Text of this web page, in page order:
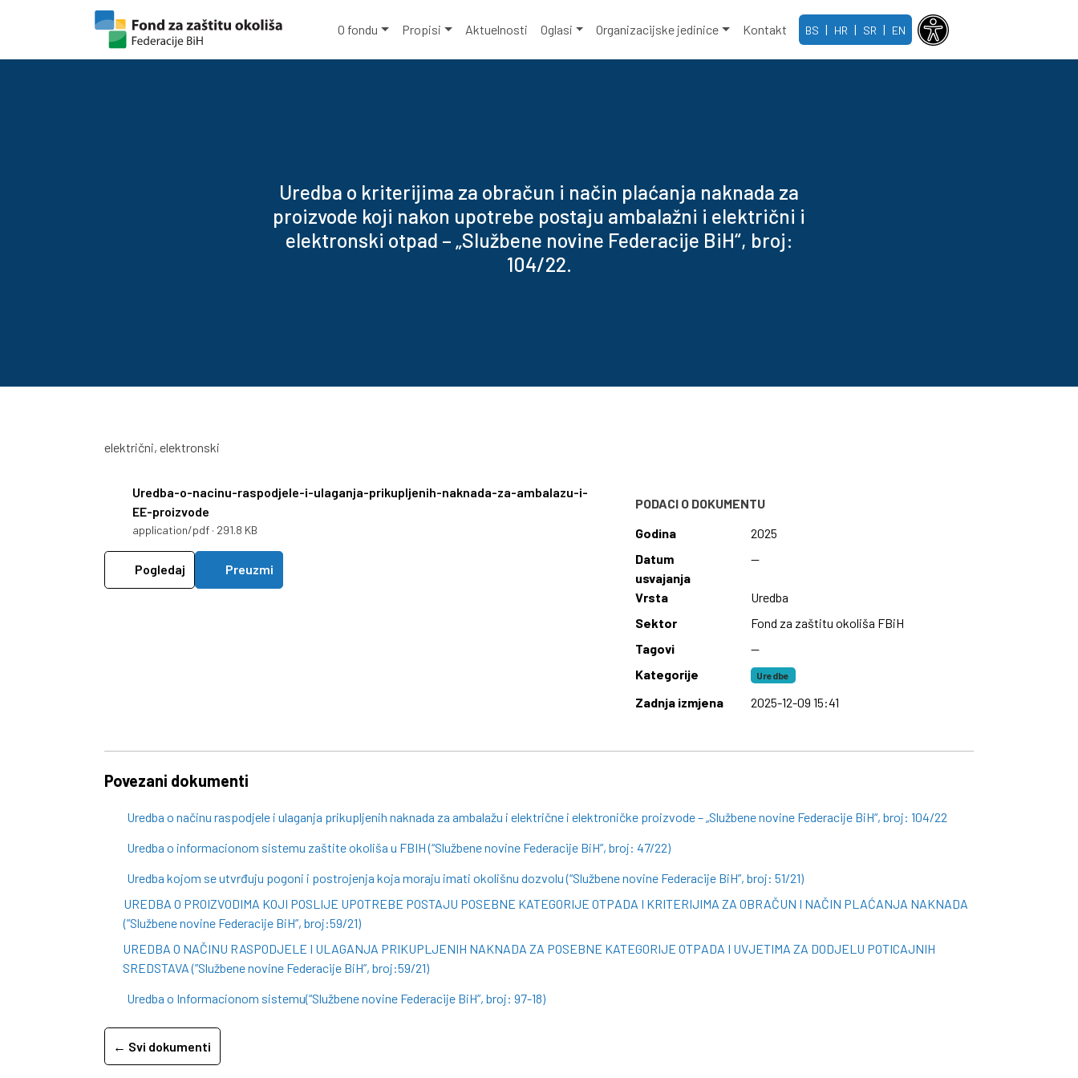
O fondu
Propisi Aktuelnosti Oglasi Organizacijske jedinice Kontakt BS | HR | SR | EN
Uredba o kriterijima za obračun i način plaćanja naknada za
proizvode koji nakon upotrebe postaju ambalažni i električni i
elektronski otpad – „Službene novine Federacije BiH“, broj:
104/22.
električni, elektronski
Uredba-o-nacinu-raspodjele-i-ulaganja-prikupljenih-naknada-za-ambalazu-i-
EE-proizvode
application/pdf · 291.8 KB
Pogledaj Preuzmi
PODACI O DOKUMENTU
Godina
2025
Datum
usvajanja
—
Vrsta
Uredba
Sektor
Fond za zaštitu okoliša FBiH
Tagovi
—
Kategorije
Uredbe
Zadnja izmjena 2025-12-09 15:41
Povezani dokumenti
Uredba o načinu raspodjele i ulaganja prikupljenih naknada za ambalažu i električne i elektroničke proizvode – „Službene novine Federacije BiH“, broj: 104/22
Uredba o informacionom sistemu zaštite okoliša u FBIH (“Službene novine Federacije BiH”, broj: 47/22)
Uredba kojom se utvrđuju pogoni i postrojenja koja moraju imati okolišnu dozvolu (“Službene novine Federacije BiH”, broj: 51/21)
UREDBA O PROIZVODIMA KOJI POSLIJE UPOTREBE POSTAJU POSEBNE KATEGORIJE OTPADA I KRITERIJIMA ZA OBRAČUN I NAČIN PLAĆANJA NAKNADA
(”Službene novine Federacije BiH”, broj:59/21)
UREDBA O NAČINU RASPODJELE I ULAGANJA PRIKUPLJENIH NAKNADA ZA POSEBNE KATEGORIJE OTPADA I UVJETIMA ZA DODJELU POTICAJNIH
SREDSTAVA (”Službene novine Federacije BiH”, broj:59/21)
Uredba o Informacionom sistemu(“Službene novine Federacije BiH”, broj: 97-18)
← Svi dokumenti